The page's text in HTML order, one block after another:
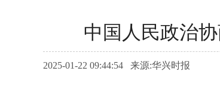
中国人民政治
2025-01-22 09:44:54 来源:华兴时报